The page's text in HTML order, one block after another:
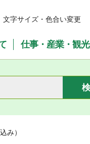
文字サイズ・色合い変更
仕事・産業・観光
み）